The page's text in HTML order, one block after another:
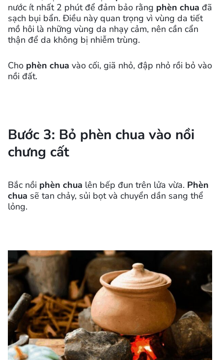
nước ít nhất 2 phút để đảm bảo rằng phèn chua đã
sạch bụi bẩn. Điều này quan trọng vì vùng da tiết
mồ hôi là những vùng da nhạy cảm, nên cần cẩn
thận để da không bị nhiễm trùng.
Cho phèn chua vào cối, giã nhỏ, đập nhỏ rồi bỏ vào
nồi đất.
Bước 3: Bỏ phèn chua vào nồi
chưng cất
Bắc nồi phèn chua lên bếp đun trên lửa vừa. Phèn
chua sẽ tan chảy, sủi bọt và chuyển dần sang thể
lỏng.